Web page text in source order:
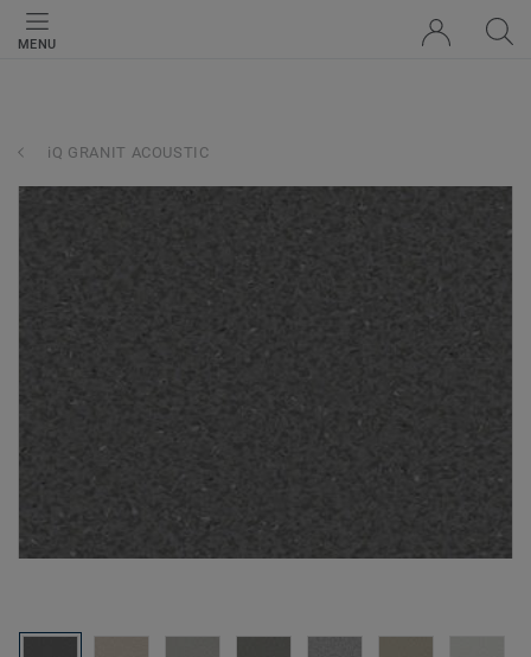
MENU
iQ GRANIT ACOUSTIC